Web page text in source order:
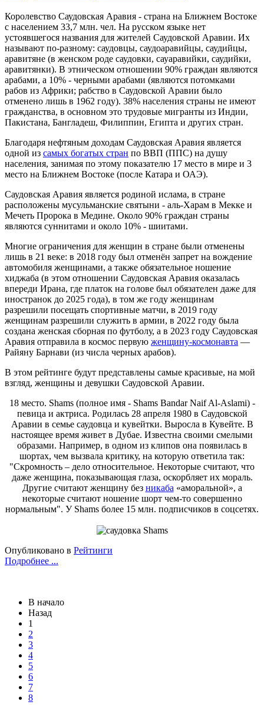
Королевство Саудовская Аравия - страна на Ближнем Востоке
с населением 33,7 млн. чел. На русском языке нет
устоявшегося названия для жителей Саудовской Аравии. Их
называют по-разному: саудовцы, саудоаравийцы, саудийцы,
аравитяне (в женском роде саудовки, сауаравийки, саудийки,
аравитянки). В этническом отношении 90% граждан являются
арабами, а 10% - черными арабами (являются потомками
рабов из Африки; рабство в Саудовской Аравии было
отменено лишь в 1962 году). 38% населения страны не имеют
гражданства, в основном это трудовые мигранты из Индии,
Пакистана, Бангладеш, Филиппин, Египта и других стран.
Благодаря нефтяным доходам Саудовская Аравия является
одной из самых богатых стран по ВВП (ППС) на душу
населения, занимая по этому показателю 17 место в мире и 3
место на Ближнем Востоке (после Катара и ОАЭ).
Саудовская Аравия является родиной ислама, в стране
расположены мусульманские святыни - аль-Харам в Мекке и
Мечеть Пророка в Медине. Около 90% граждан страны
являются суннитами и около 10% - шиитами.
Многие ограничения для женщин в стране были отменены
лишь в 21 веке: в 2018 году был отменён запрет на вождение
автомобиля женщинами, а также обязательное ношение
хиджаба (в этом отношении Саудовская Аравия оказалась
впереди Ирана, где платок на голове был обязателен даже для
иностранок до 2025 года), в том же году женщинам
разрешили посещать спортивные матчи, в 2019 году
женщинам разрешили служить в армии, в 2022 году была
создана женская сборная по футболу, а в 2023 году Саудовская
Аравия отправила в космос первую женщину-космонавта —
Райяну Барнави (из числа черных арабов).
В этом рейтинге будут представлены самые красивые, на мой
взгляд, женщины и девушки Саудовской Аравии.
18 место. Shams (полное имя - Shams Bandar Naif Al-Aslami) -
певица и актриса. Родилась 28 апреля 1980 в Саудовской
Аравии в семье саудовца и кувейтки. Выросла в Кувейте. В
настоящее время живет в Дубае. Известна своими смелыми
образами. Например, в одном из клипов она появилась в
шортах, чем вызвала критику, на которую ответила так:
"Скромность – дело относительное. Некоторые считают, что
даже женщина, показывающая глаза, оскорбляет их мораль.
Другие считают женщину без никаба «аморальной», а
некоторые считают ношение шорт чем-то совершенно
нормальным". У Shams более 15 млн. подписчиков в соцсетях.
Опубликовано в Рейтинги
Подробнее ...
В начало
Назад
1
2
3
4
5
6
7
8